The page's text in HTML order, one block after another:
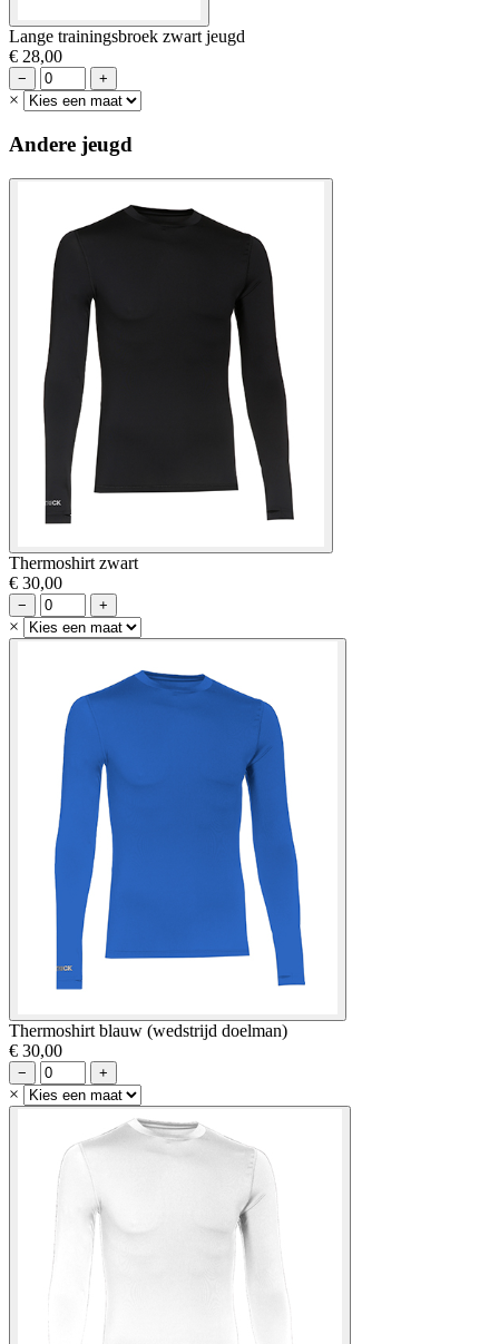
Lange trainingsbroek zwart jeugd
€ 28,00
− +
×
Andere jeugd
Thermoshirt zwart
€ 30,00
− +
×
Thermoshirt blauw (wedstrijd doelman)
€ 30,00
− +
×